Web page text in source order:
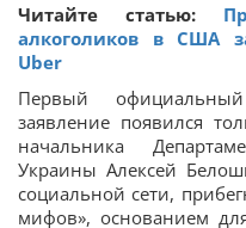
Читайте статью:
алкоголиков в США
Uber
Первый
заявление появился
начальника
Украины Алексей
социальной сети,
мифов», основанием